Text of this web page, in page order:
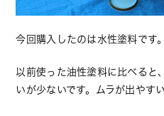
今回購入したのは水性塗料です。
以前使った油性塗料に比べると
いが少ないです。ムラが出やす